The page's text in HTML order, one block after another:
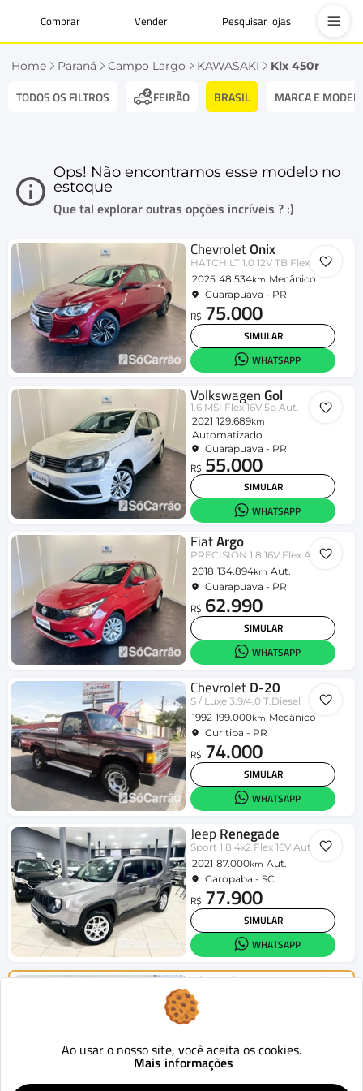
Comprar Vender Pesquisar lojas
Home Paraná Campo Largo KAWASAKI Klx 450r
TODOS OS FILTROS FEIRÃO BRASIL MARCA E
Ops! Não encontramos esse modelo no
estoque
Que tal explorar outras opções incríveis ? :)
ChevroletOnix
HATCH LT 1.0 12V TB Flex 5p Mec.
2025 48.534km Mecânico
Guarapuava - PR
R$ 75.000
SIMULAR
WHATSAPP
VolkswagenGol
1.6 MSI Flex 16V 5p Aut.
2021 129.689km
Automatizado
Guarapuava - PR
R$ 55.000
SIMULAR
WHATSAPP
FiatArgo
PRECISION 1.8 16V Flex Aut.
2018 134.894km Aut.
Guarapuava - PR
R$ 62.990
SIMULAR
WHATSAPP
ChevroletD-20
S / Luxe 3.9/4.0 T.Diesel
1992 199.000km Mecânico
Curitiba - PR
R$ 74.000
SIMULAR
WHATSAPP
Jeep Renegade
Sport 1.8 4x2 Flex 16V Aut.
2021 87.000km Aut.
Garopaba - SC
R$ 77.900
SIMULAR
WHATSAPP
ChevroletOnix
2015
R$ 46.900
Ao usar o nosso site, você aceita os cookies.
Mais informações